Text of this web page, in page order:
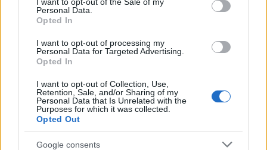
Personal Data.
Opted In
I want to opt-out of processing my
Personal Data for Targeted Advertising.
Opted In
I want to opt-out of Collection, Use,
Retention, Sale, and/or Sharing of my
Personal Data that Is Unrelated with the
Purposes for which it was collected.
Opted Out
Google consents
Edgar Gilberto Fabris Contreras capturado por fraude de 621
mil dólares en inversiones digitales
Diego Martín · 7 Ago 2026
CRIPTOMONEDAS